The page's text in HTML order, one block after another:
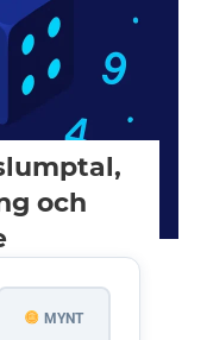
och
MYNT